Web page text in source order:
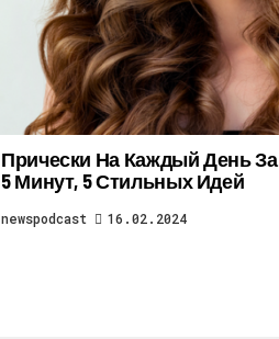
Прически На Каждый День За
5 Минут, 5 Стильных Идей
newspodcast 16.02.2024